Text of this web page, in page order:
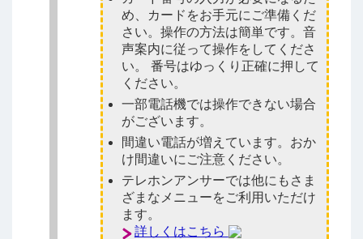
め、カードをお手元にご準備くだ
さい。操作の方法は簡単です。音
声案内に従って操作をしてくださ
い。 番号はゆっくり正確に押して
ください。
一部電話機では操作できない場合
がございます。
間違い電話が増えています。おか
け間違いにご注意ください。
テレホンアンサーでは他にもさま
ざまなメニューをご利用いただけ
ます。
詳しくはこちら